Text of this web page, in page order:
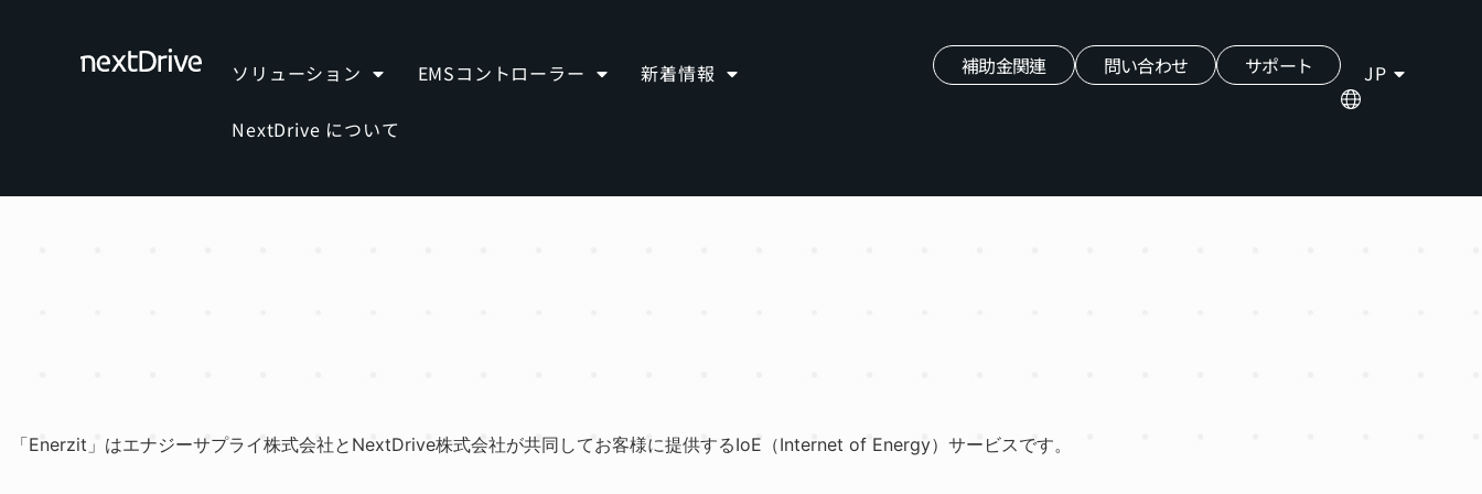
ソリューション EMSコントローラー 新着情報
NextDrive について
補助金関連 問い合わせ サポート JP
「Enerzit」はエナジーサプライ株式会社とNextDrive株式会社が共同してお客様に提供するIoE（Internet of Energy）サービスです。